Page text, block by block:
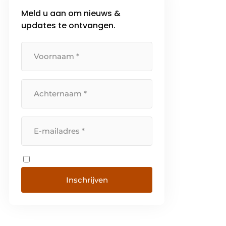
Rendement […]
Meld u aan om nieuws &
updates te ontvangen.
Inschrijven